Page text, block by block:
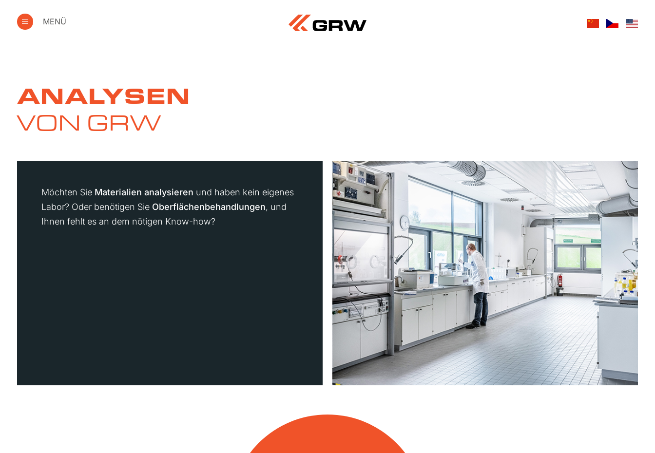
MENÜ
ANALYSEN
VON GRW
Möchten Sie Materialien analysieren und haben kein eigenes
Labor? Oder benötigen Sie Oberflächenbehandlungen, und
Ihnen fehlt es an dem nötigen Know-how?